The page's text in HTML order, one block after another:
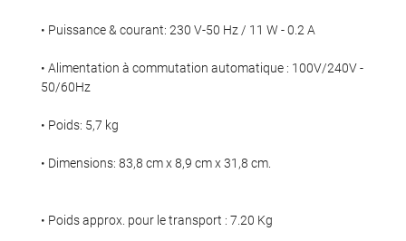
• Puissance & courant: 230 V-50 Hz / 11 W - 0.2 A
• Alimentation à commutation automatique : 100V/240V -
50/60Hz
• Poids: 5,7 kg
• Dimensions: 83,8 cm x 8,9 cm x 31,8 cm.
• Poids approx. pour le transport : 7.20 Kg